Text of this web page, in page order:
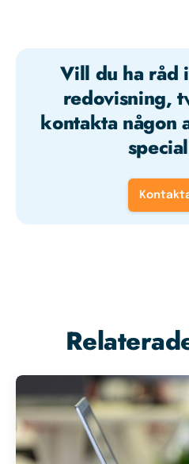
Vill du ha råd
redovisning,
kontakta någon